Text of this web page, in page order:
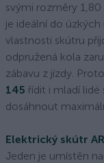
svými rozměry
je ideální do
vlastnosti skútru
odpružená kola
zábavu z jízdy.
145 řídit i mladí
dosáhnout
Elektrický skútr
Jeden je umístěn